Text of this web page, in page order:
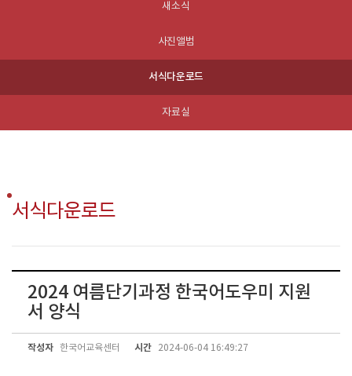
새소식
사진앨범
서식다운로드
자료실
서식다운로드
2024 여름단기과정 한국어도우미 지원
서 양식
작성자 한국어교육센터 시간 2024-06-04 16:49:27